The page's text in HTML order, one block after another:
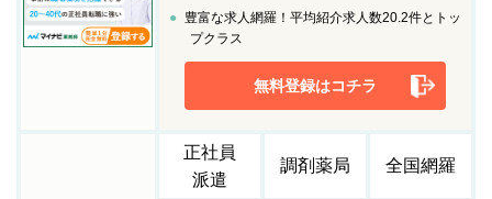
豊富な求人網羅！平均紹介求人数20.2件とトッ
プクラス
無料登録はコチラ
正社員
派遣
調剤薬局 全国網羅